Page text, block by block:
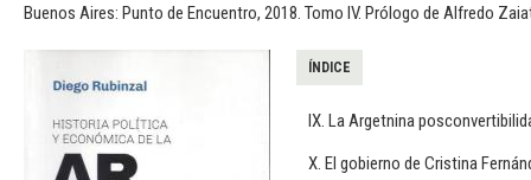
Buenos Aires: Punto de Encuentro, 2018. Tomo IV. Prólogo de Alfredo
ÍNDICE
IX. La Argetnina
X. El gobierno de Cristina